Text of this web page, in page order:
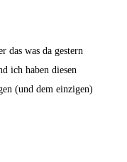
das was da gestern
ich haben diesen
(und dem einzigen)